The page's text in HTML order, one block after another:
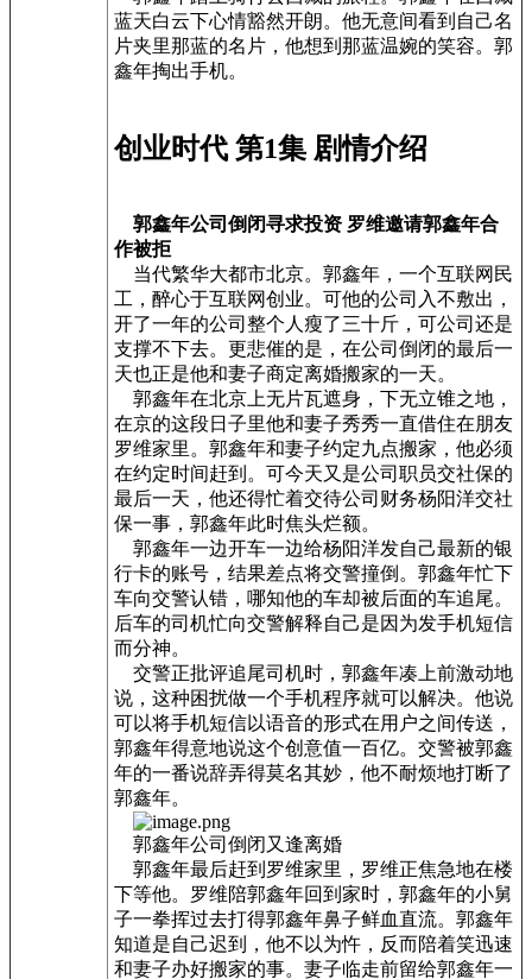
蓝天白云下心情豁然开朗。他无意间看到自己名
片夹里那蓝的名片，他想到那蓝温婉的笑容。郭
鑫年掏出手机。
创业时代 第1集 剧情介绍
郭鑫年公司倒闭寻求投资 罗维邀请郭鑫年合
作被拒
当代繁华大都市北京。郭鑫年，一个互联网民
工，醉心于互联网创业。可他的公司入不敷出，
开了一年的公司整个人瘦了三十斤，可公司还是
支撑不下去。更悲催的是，在公司倒闭的最后一
天也正是他和妻子商定离婚搬家的一天。
郭鑫年在北京上无片瓦遮身，下无立锥之地，
在京的这段日子里他和妻子秀秀一直借住在朋友
罗维家里。郭鑫年和妻子约定九点搬家，他必须
在约定时间赶到。可今天又是公司职员交社保的
最后一天，他还得忙着交待公司财务杨阳洋交社
保一事，郭鑫年此时焦头烂额。
郭鑫年一边开车一边给杨阳洋发自己最新的银
行卡的账号，结果差点将交警撞倒。郭鑫年忙下
车向交警认错，哪知他的车却被后面的车追尾。
后车的司机忙向交警解释自己是因为发手机短信
而分神。
交警正批评追尾司机时，郭鑫年凑上前激动地
说，这种困扰做一个手机程序就可以解决。他说
可以将手机短信以语音的形式在用户之间传送，
郭鑫年得意地说这个创意值一百亿。交警被郭鑫
年的一番说辞弄得莫名其妙，他不耐烦地打断了
郭鑫年。
郭鑫年公司倒闭又逢离婚
郭鑫年最后赶到罗维家里，罗维正焦急地在楼
下等他。罗维陪郭鑫年回到家时，郭鑫年的小舅
子一拳挥过去打得郭鑫年鼻子鲜血直流。郭鑫年
知道是自己迟到，他不以为忤，反而陪着笑迅速
和妻子办好搬家的事。妻子临走前留给郭鑫年一